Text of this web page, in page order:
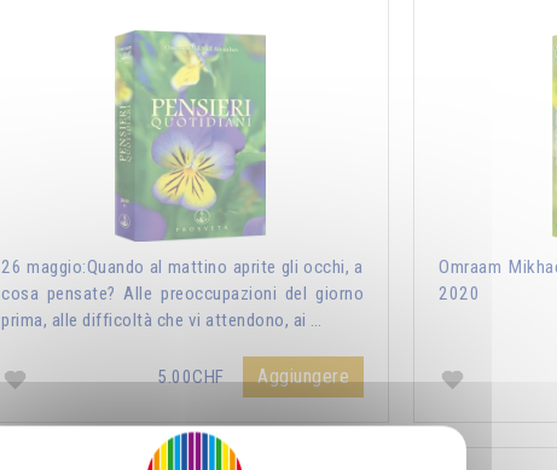
26 maggio:Quando al mattino aprite gli occhi, a
cosa pensate? Alle preoccupazioni del giorno
prima, alle difficoltà che vi attendono, ai …
5.00CHF Aggiungere
Omraam
2020